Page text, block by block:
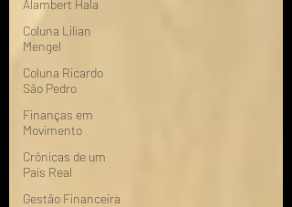
Alambert Hala
Coluna Lilian
Mengel
Coluna Ricardo
São Pedro
Finanças em
Movimento
Crônicas de um
País Real
Gestão Financeira